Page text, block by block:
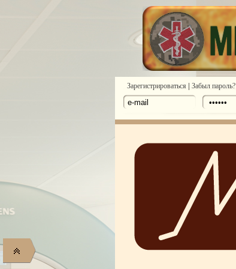
Зарегистрироваться | Забыл пароль?